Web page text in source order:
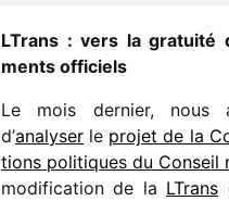
LTrans : vers la gratuité
ments officiels
Le mois dernier, nous
d’analy­ser le projet de la
tions poli­tiques du Conseil
modi­fi­ca­tion de la LTrans